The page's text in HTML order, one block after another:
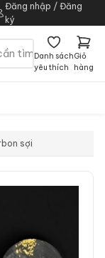
Đăng nhập / Đăng
ký
Danh sách
yêu thích
Giỏ
hàng
sợi